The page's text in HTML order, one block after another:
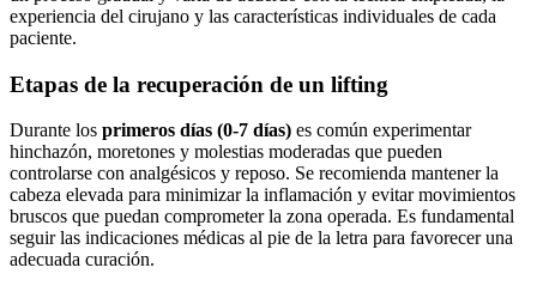
experiencia del cirujano y las características individuales de cada
paciente.
Etapas de la recuperación de un lifting
Durante los primeros días (0-7 días) es común experimentar
hinchazón, moretones y molestias moderadas que pueden
controlarse con analgésicos y reposo. Se recomienda mantener la
cabeza elevada para minimizar la inflamación y evitar movimientos
bruscos que puedan comprometer la zona operada. Es fundamental
seguir las indicaciones médicas al pie de la letra para favorecer una
adecuada curación.